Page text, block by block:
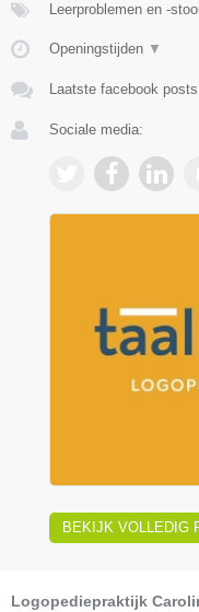
Leerproblemen en -
Openingstijden ▼
Laatste facebook posts
Sociale media:
BEKIJK VOLLEDIG
Logopediepraktijk